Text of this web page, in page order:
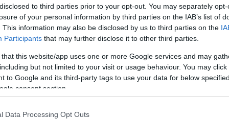
to third parties prior to your opt-out. You may separately
of your personal information by third parties on the IAB’s list of
This information may also be disclosed by us to third parties on the
Participants that may further disclose it to other third parties.
that this website/app uses one or more Google services and may
but not limited to your visit or usage behaviour. You may
to Google and its third-party tags to use your data for below
consent section.
Data Processing Opt Outs
cenário em que alianças são consideradas, mas longe
que Zema e Caiado “se unam em uma
as duas pré-candidaturas e defendeu a existência
expor o que chama de